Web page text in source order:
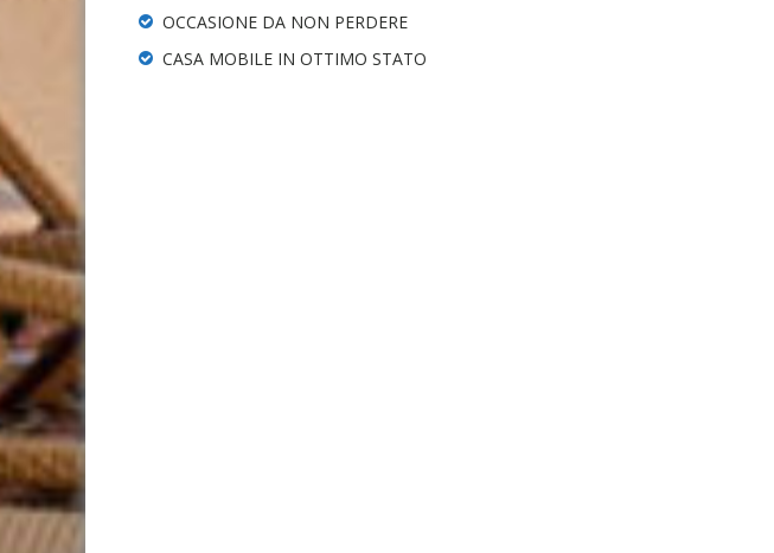
OCCASIONE DA NON PERDERE
CASA MOBILE IN OTTIMO STATO